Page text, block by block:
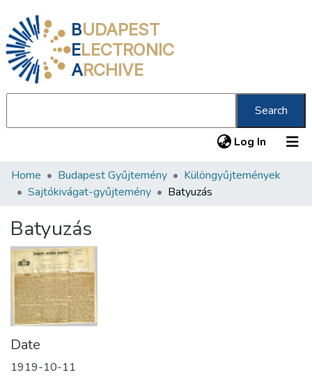
BUDAPEST
ELECTRONIC
ARCHIVE
Search
Log In (current)
Communities & Collections
Statistics
About us
Home Budapest Gyűjtemény
Különgyűjtemények
Sajtókivágat-gyűjtemény
Batyuzás
Batyuzás
Date
1919-10-11